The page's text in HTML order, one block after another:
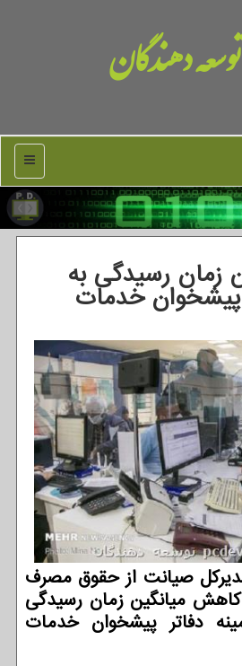
توسعه دهندگان
منو
زمان رسیدگی به
پیشخوان خدمات
صیانت از حقوق مصرف
کاهش میانگین زمان رسیدگی
دفاتر پیشخوان خدمات